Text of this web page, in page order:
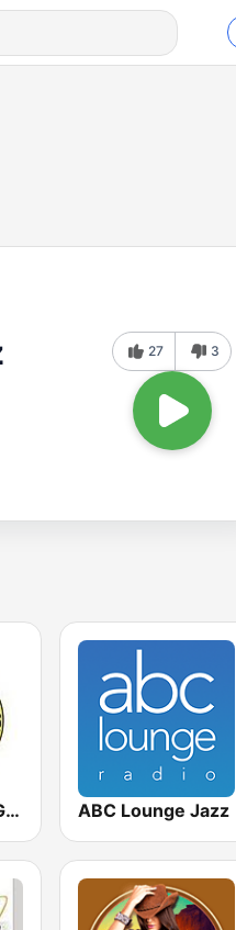
27 3
Radio Bautista Global 89.7 FM ABC Lounge Jazz